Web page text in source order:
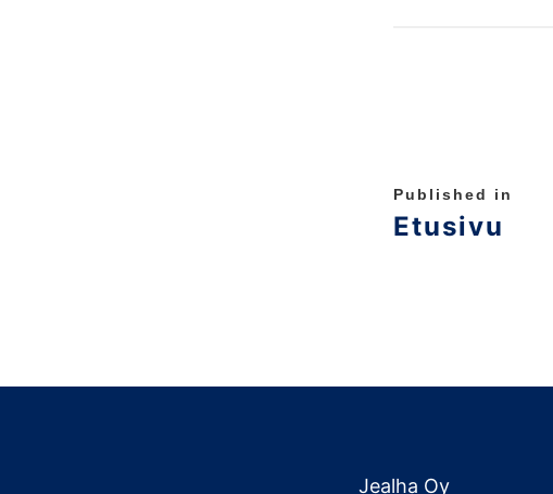
Published in
Etusivu
Jealha Oy